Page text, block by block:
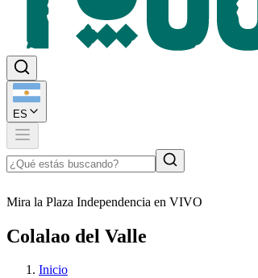
ES
Mira la Plaza Independencia en VIVO
Colalao del Valle
Inicio